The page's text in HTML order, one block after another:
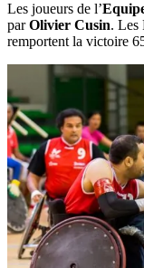
Les joueurs de l’
parOlivier Cusin. Les
remportent la victoire